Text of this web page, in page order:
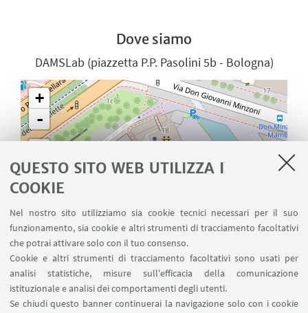
QUESTO SITO WEB UTILIZZA I
COOKIE
Nel nostro sito utilizziamo sia cookie tecnici necessari per il suo
funzionamento, sia cookie e altri strumenti di tracciamento facoltativi
che potrai attivare solo con il tuo consenso.
Cookie e altri strumenti di tracciamento facoltativi sono usati per
analisi statistiche, misure sull'efficacia della comunicazione
istituzionale e analisi dei comportamenti degli utenti.
Se chiudi questo banner continuerai la navigazione solo con i cookie
Dove siamo
+
-
DAMSLab (piazzetta P.P. Pasolini 5b - Bologna)